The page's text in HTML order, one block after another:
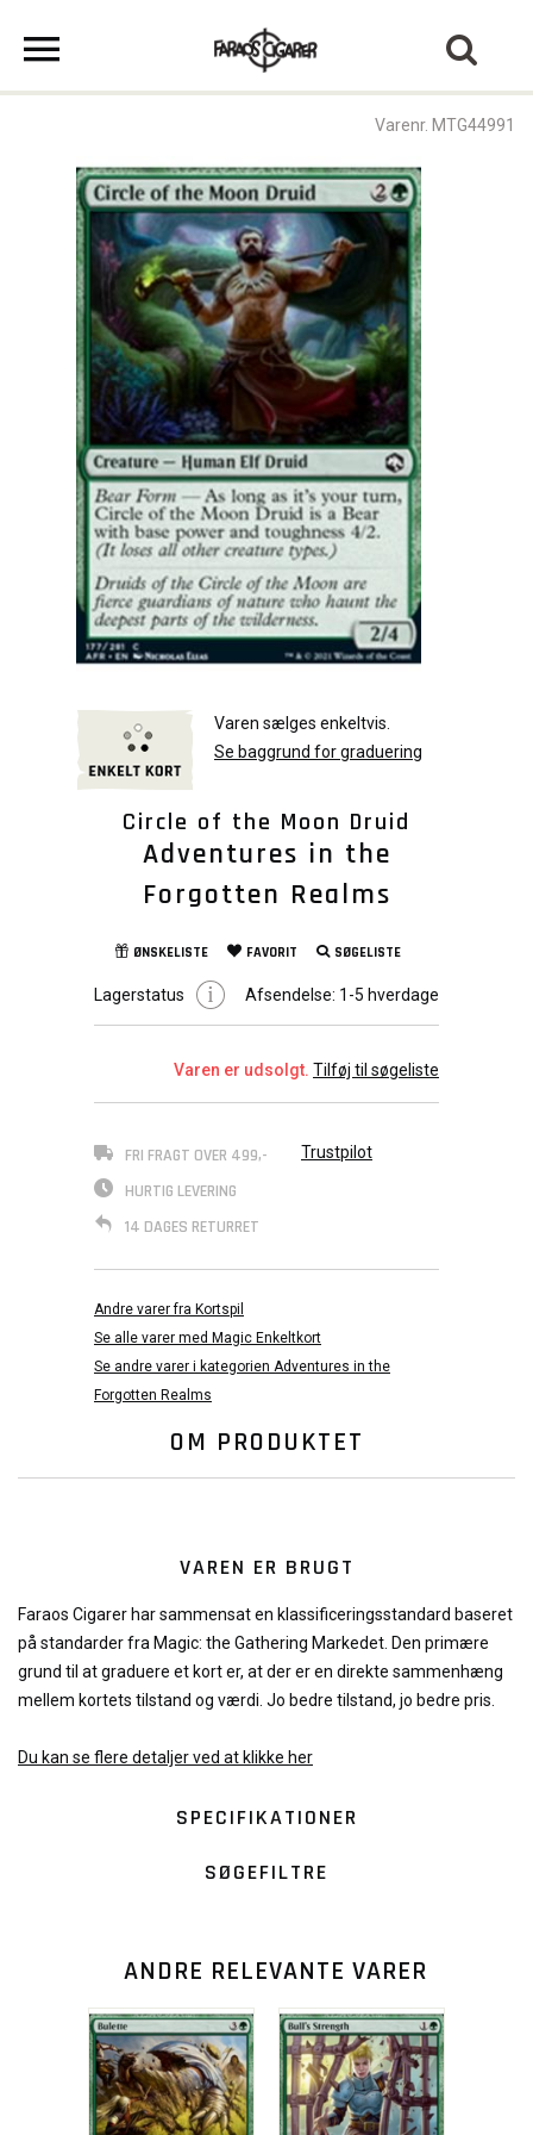
Varenr. MTG44991
Varen sælges enkeltvis.
Se baggrund for graduering
Circle of the Moon Druid
Adventures in the
Forgotten Realms
ØNSKELISTE FAVORIT SØGELISTE
Lagerstatus Afsendelse: 1-5 hverdage
Varen er udsolgt. Tilføj til søgeliste
FRI FRAGT OVER 499,-
HURTIG LEVERING
14 DAGES RETURRET
Trustpilot
Andre varer fra Kortspil
Se alle varer med Magic Enkeltkort
Se andre varer i kategorien Adventures in the
Forgotten Realms
OM PRODUKTET
VAREN ER BRUGT
Faraos Cigarer har sammensat en klassificeringsstandard baseret
på standarder fra Magic: the Gathering Markedet. Den primære
grund til at graduere et kort er, at der er en direkte sammenhæng
mellem kortets tilstand og værdi. Jo bedre tilstand, jo bedre pris.
Du kan se flere detaljer ved at klikke her
SPECIFIKATIONER
SØGEFILTRE
ANDRE RELEVANTE VARER